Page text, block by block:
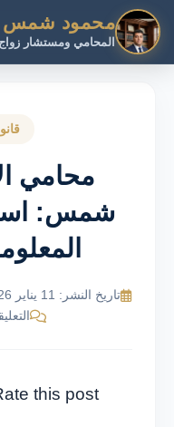
محمود شمس
المحامي ومستشار
محامي
شمس:
تاريخ النشر: 11 يناير 2026
this post